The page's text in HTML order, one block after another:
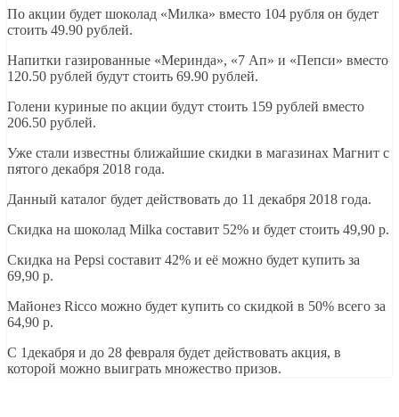
По акции будет шоколад «Милка» вместо 104 рубля он будет
стоить 49.90 рублей.
Напитки газированные «Меринда», «7 Ап» и «Пепси» вместо
120.50 рублей будут стоить 69.90 рублей.
Голени куриные по акции будут стоить 159 рублей вместо
206.50 рублей.
Уже стали известны ближайшие скидки в магазинах Магнит с
пятого декабря 2018 года.
Данный каталог будет действовать до 11 декабря 2018 года.
Скидка на шоколад Milka составит 52% и будет стоить 49,90 р.
Скидка на Pepsi составит 42% и её можно будет купить за
69,90 р.
Майонез Ricco можно будет купить со скидкой в 50% всего за
64,90 р.
С 1декабря и до 28 февраля будет действовать акция, в
которой можно выиграть множество призов.